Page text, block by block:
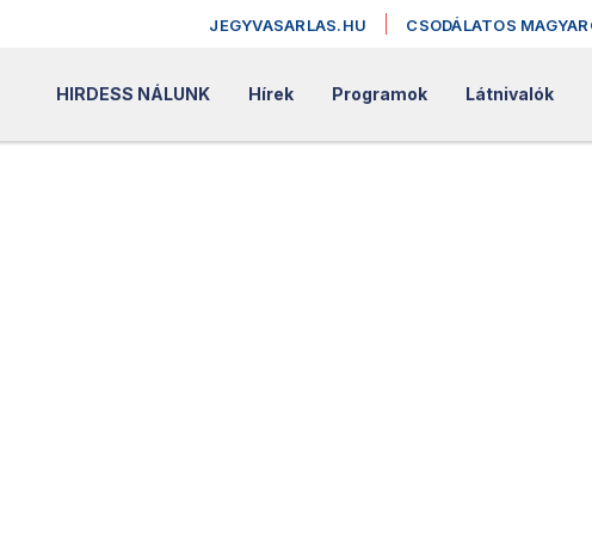
JEGYVASARLAS.HU CSODÁLATOS
HIRDESS NÁLUNK Hírek Programok Látnivalók